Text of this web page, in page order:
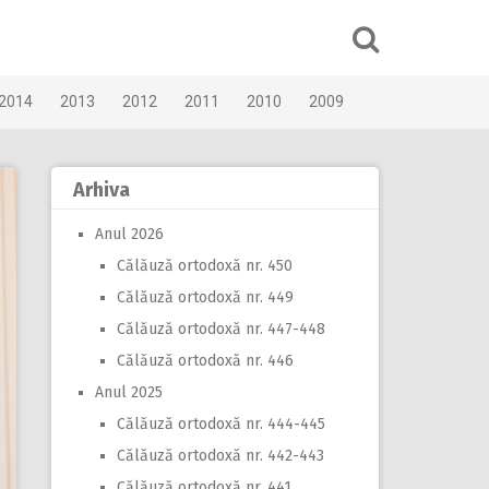
2013 2012 2011 2010 2009
Arhiva
Anul 2026
Călăuză ortodoxă nr. 450
Călăuză ortodoxă nr. 449
Călăuză ortodoxă nr. 447-448
Călăuză ortodoxă nr. 446
Anul 2025
Călăuză ortodoxă nr. 444-445
Călăuză ortodoxă nr. 442-443